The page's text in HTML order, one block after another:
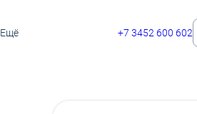
Ещё +7 3452 600 602